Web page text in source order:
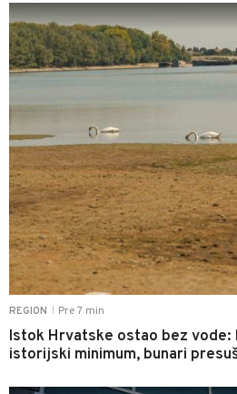
REGION Pre 7 min
Istok Hrvatske ostao bez vode:
istorijski minimum, bunari